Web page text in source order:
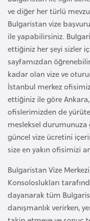
ve diğer her türlü
Bulgaristan vize
ile yapabilirsiniz.
ettiğiniz her şeyi sizler
sayfamızdan
kadar olan vize ve
İstanbul merkez
ettiğiniz ile göre
ofislerimizden de
mesleksel durumunuza
güncel vize ücretini
size en yakın ofisimizi
Bulgaristan Vize
Konsoloslukları
dayanarak tüm
danışmanlık verirken,
ş
B
e
l
a
r
u
s
B
e
l
ç
i
k
a